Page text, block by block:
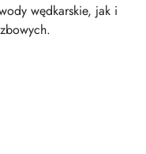
wędkarskie, jak i